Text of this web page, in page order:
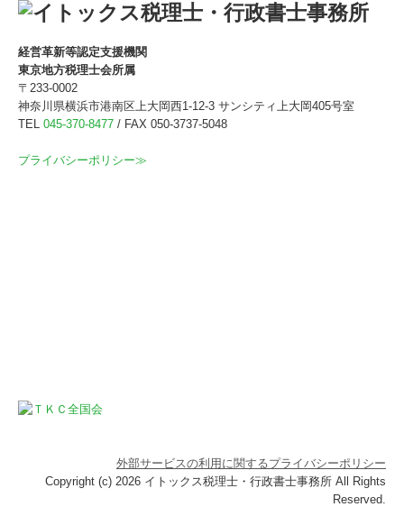
お問い合わせ
経営革新等認定支援機関
東京地方税理士会所属
〒233-0002
神奈川県横浜市港南区上大岡西1-12-3 サンシティ上大岡405号室
TEL 045-370-8477 / FAX 050-3737-5048
プライバシーポリシー≫
外部サービスの利用に関するプライバシーポリシー
Copyright (c) 2026 イトックス税理士・行政書士事務所 All Rights
Reserved.